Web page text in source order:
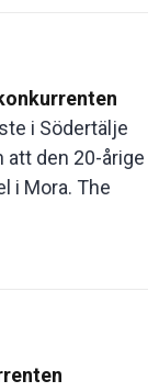
i Södertälje
att den 20-årige
i Mora. The